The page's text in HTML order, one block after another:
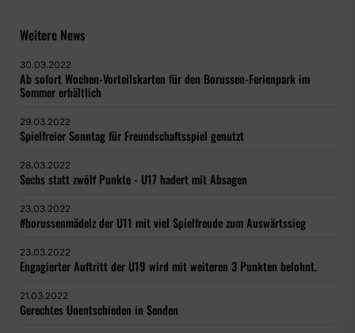
Weitere News
30.03.2022
Ab sofort Wochen-Vorteilskarten für den Borussen-Ferienpark im
Sommer erhältlich
29.03.2022
Spielfreier Sonntag für Freundschaftsspiel genutzt
28.03.2022
Sechs statt zwölf Punkte - U17 hadert mit Absagen
23.03.2022
#borussenmädelz der U11 mit viel Spielfreude zum Auswärtssieg
23.03.2022
Engagierter Auftritt der U19 wird mit weiteren 3 Punkten belohnt.
21.03.2022
Gerechtes Unentschieden in Senden